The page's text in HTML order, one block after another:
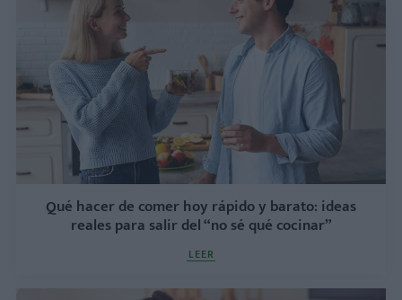
Qué hacer de comer hoy rápido y barato: ideas
reales para salir del “no sé qué cocinar”
LEER